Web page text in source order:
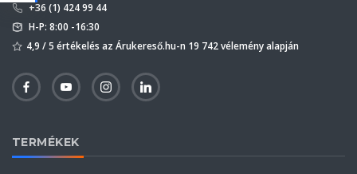
+36 (1) 424 99 44
H-P: 8:00 -16:30
4,9 / 5 értékelés az Árukereső.hu-n 19 742 vélemény alapján
TERMÉKEK